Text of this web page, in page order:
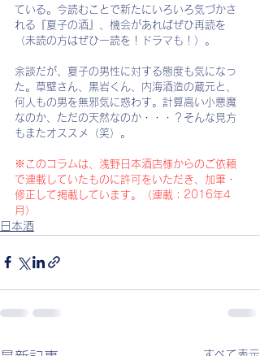
ている。今読むことで新たにいろいろ気づかさ
れる『夏子の酒』、機会があればぜひ再読を
（未読の方はぜひ一読を！ドラマも！）。
余談だが、夏子の男性に対する態度も気になっ
た。草壁さん、黒岩くん、内海酒造の蔵元と、
何人もの男を無邪気に惑わす。計算高い小悪魔
なのか、ただの天然なのか・・・？そんな見方
もまたオススメ（笑）。
※このコラムは、浅野日本酒店様からのご依頼
で連載していたものに許可をいただき、加筆・
修正して掲載しています。（連載：2016年4
月）
日本酒